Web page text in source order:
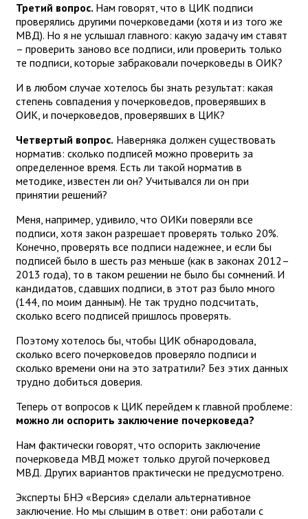
Третий вопрос. Нам говорят, что в ЦИК подписи
проверялись другими почерковедами (хотя и из того же
МВД). Но я не услышал главного: какую задачу им ставят
– проверить заново все подписи, или проверить только
те подписи, которые забраковали почерковеды в ОИК?
И в любом случае хотелось бы знать результат: какая
степень совпадения у почерковедов, проверявших в
ОИК, и почерковедов, проверявших в ЦИК?
Четвертый вопрос. Наверняка должен существовать
норматив: сколько подписей можно проверить за
определенное время. Есть ли такой норматив в
методике, известен ли он? Учитывался ли он при
принятии решений?
Меня, например, удивило, что ОИКи поверяли все
подписи, хотя закон разрешает проверять только 20%.
Конечно, проверять все подписи надежнее, и если бы
подписей было в шесть раз меньше (как в законах 2012–
2013 года), то в таком решении не было бы сомнений. И
кандидатов, сдавших подписи, в этот раз было много
(144, по моим данным). Не так трудно подсчитать,
сколько всего подписей пришлось проверять.
Поэтому хотелось бы, чтобы ЦИК обнародовала,
сколько всего почерковедов проверяло подписи и
сколько времени они на это затратили? Без этих данных
трудно добиться доверия.
Теперь от вопросов к ЦИК перейдем к главной проблеме:
можно ли оспорить заключение почерковеда?
Нам фактически говорят, что оспорить заключение
почерковеда МВД может только другой почерковед
МВД. Других вариантов практически не предусмотрено.
Эксперты БНЭ «Версия» сделали альтернативное
заключение. Но мы слышим в ответ: они работали с